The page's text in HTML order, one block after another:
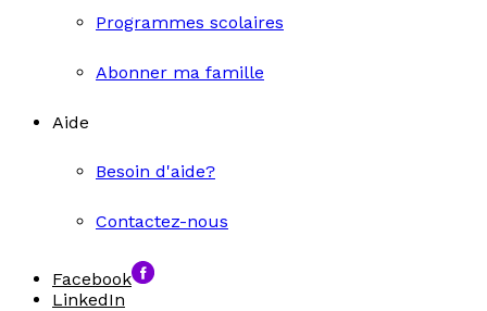
Programmes scolaires
Abonner ma famille
Aide
Besoin d'aide?
Contactez-nous
Facebook
LinkedIn